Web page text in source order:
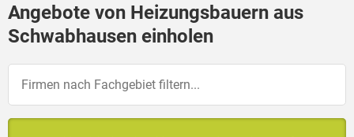
Angebote von Heizungsbauern aus
Schwabhausen einholen